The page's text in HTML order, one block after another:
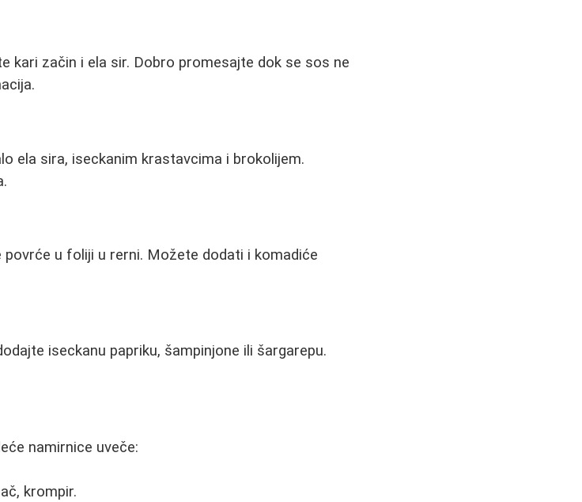
kari začin i ela sir. Dobro promesajte dok se sos ne
ela sira, iseckanim krastavcima i brokolijem.
povrće u foliji u rerni. Možete dodati i komadiće
iseckanu papriku, šampinjone ili šargarepu.
namirnice uveče:
krompir.